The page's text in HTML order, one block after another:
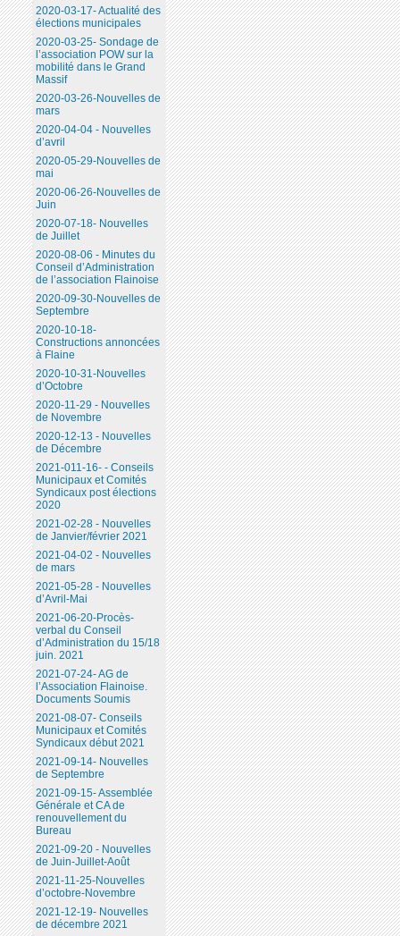
2020-03-17- Actualité des
élections municipales
2020-03-25- Sondage de
l’association POW sur la
mobilité dans le Grand
Massif
2020-03-26-Nouvelles de
mars
2020-04-04 - Nouvelles
d’avril
2020-05-29-Nouvelles de
mai
2020-06-26-Nouvelles de
Juin
2020-07-18- Nouvelles
de Juillet
2020-08-06 - Minutes du
Conseil d’Administration
de l’association Flainoise
2020-09-30-Nouvelles de
Septembre
2020-10-18-
Constructions annoncées
à Flaine
2020-10-31-Nouvelles
d’Octobre
2020-11-29 - Nouvelles
de Novembre
2020-12-13 - Nouvelles
de Décembre
2021-011-16- - Conseils
Municipaux et Comités
Syndicaux post élections
2020
2021-02-28 - Nouvelles
de Janvier/février 2021
2021-04-02 - Nouvelles
de mars
2021-05-28 - Nouvelles
d’Avril-Mai
2021-06-20-Procès-
verbal du Conseil
d’Administration du 15/18
juin. 2021
2021-07-24- AG de
l’Association Flainoise.
Documents Soumis
2021-08-07- Conseils
Municipaux et Comités
Syndicaux début 2021
2021-09-14- Nouvelles
de Septembre
2021-09-15- Assemblée
Générale et CA de
renouvellement du
Bureau
2021-09-20 - Nouvelles
de Juin-Juillet-Août
2021-11-25-Nouvelles
d’octobre-Novembre
2021-12-19- Nouvelles
de décembre 2021